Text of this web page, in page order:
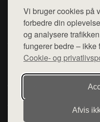
Vi bruger cookies på
forbedre din
og analysere
fungerer bedre –
Cookie- og
Afvis
Denne side er en del af
hjemmesider med
diverse webshops. Der
henviser til de shops, som
varerne på lager.